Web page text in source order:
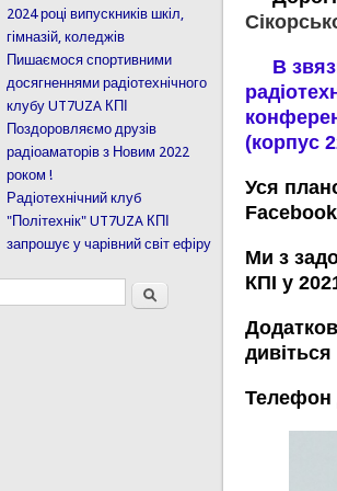
В
(корпус
Уся
Ми з
КПІ у
Телефон
2024 році випускників шкіл,
гімназій, коледжів
Пишаємося спортивними
досягненнями радіотехнічного
клубу UT7UZA КПІ
Поздоровляємо друзів
радіоаматорів з Новим 2022
роком !
Радіотехнічний клуб
"Політехнік" UT7UZA КПІ
запрошує у чарівний світ ефіру
форма
Пошук